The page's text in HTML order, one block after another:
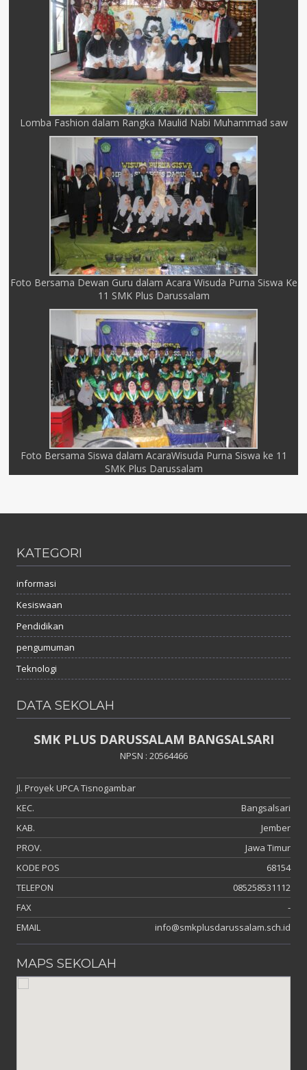
Lomba Fashion dalam Rangka Maulid Nabi Muhammad saw
Foto Bersama Dewan Guru dalam Acara Wisuda Purna Siswa Ke
11 SMK Plus Darussalam
Foto Bersama Siswa dalam AcaraWisuda Purna Siswa ke 11
SMK Plus Darussalam
KATEGORI
informasi
Kesiswaan
Pendidikan
pengumuman
Teknologi
DATA SEKOLAH
SMK PLUS DARUSSALAM BANGSALSARI
NPSN : 20564466
Jl. Proyek UPCA Tisnogambar
KEC.
Bangsalsari
KAB.
Jember
PROV.
Jawa Timur
KODE POS
68154
TELEPON
085258531112
FAX
-
EMAIL
info@smkplusdarussalam.sch.id
MAPS SEKOLAH